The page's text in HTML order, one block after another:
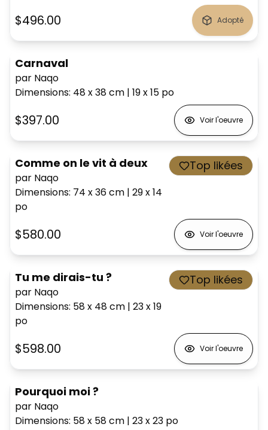
$496.00 Adopté
Carnaval
par Naqo
Dimensions: 48 x 38cm | 19 x 15 po
$397.00 Voir l'oeuvre
Comme on le vit à deux
par Naqo
Dimensions: 74 x 36cm | 29 x 14
po
Top likées
$580.00 Voir l'oeuvre
Tu me dirais-tu ?
par Naqo
Dimensions: 58 x 48cm | 23 x 19
po
Top likées
$598.00 Voir l'oeuvre
Pourquoi moi ?
par Naqo
Dimensions: 58 x 58cm | 23 x 23 po